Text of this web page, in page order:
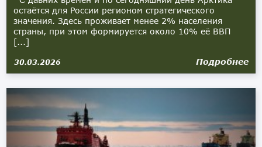
остаётся для России регионом стратегического
значения. Здесь проживает менее 2% населения
страны, при этом формируется около 10% её ВВП
[...]
30.03.2026 Подробнее